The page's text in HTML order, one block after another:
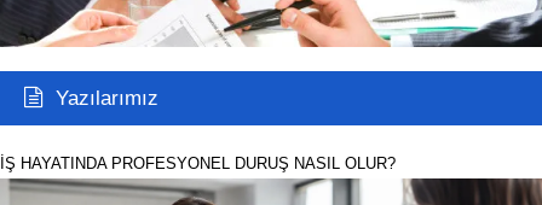
Yazılarımız
İŞ HAYATINDA PROFESYONEL DURUŞ NASIL OLUR?